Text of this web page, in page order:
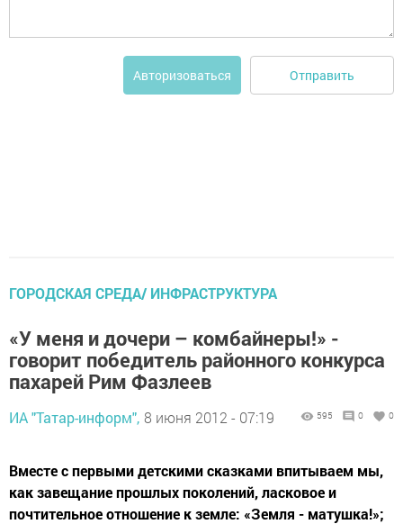
Авторизоваться Отправить
ГОРОДСКАЯ СРЕДА/ ИНФРАСТРУКТУРА
«У меня и дочери – комбайнеры!» -
говорит победитель районного конкурса
пахарей Рим Фазлеев
ИА "Татар-информ", 8 июня 2012 - 07:19 595 0 0
Вместе с первыми детскими сказками впитываем мы,
как завещание прошлых поколений, ласковое и
почтительное отношение к земле: «Земля - матушка!»;